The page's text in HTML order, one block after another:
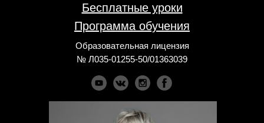
Бесплатные уроки
Программа обучения
Образовательная лицензия
№ Л035-01255-50/01363039